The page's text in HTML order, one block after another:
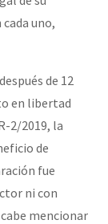
uno,
de 12
en libertad
2/2019, la
de
fue
ni con
mencionar